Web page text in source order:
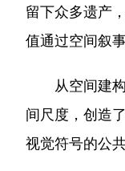
留下众多遗产
值通过空间叙
从空间建构
间尺度，创造
视觉符号的公